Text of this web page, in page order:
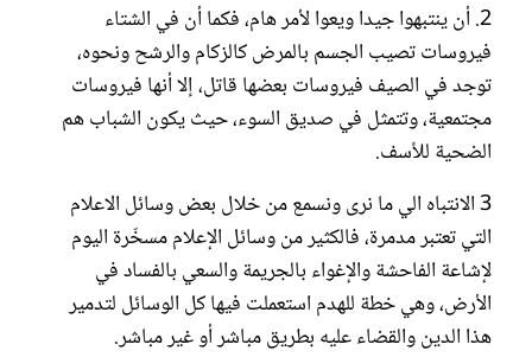
2. أن ينتبهوا جيدا ويعوا لأمر هام، فكما أن في الشتاء
فيروسات تصيب الجسم بالمرض كالزكام والرشح ونحوه،
توجد في الصيف فيروسات بعضها قاتل، إلا أنها فيروسات
مجتمعية، وتتمثل في صديق السوء، حيث يكون الشباب هم
الضحية للأسف.
3 الانتباه الي ما نرى ونسمع من خلال بعض وسائل الاعلام
التي تعتبر مدمرة، فالكثير من وسائل الإعلام مسخّرة اليوم
لإشاعة الفاحشة والإغواء بالجريمة والسعي بالفساد في
الأرض، وهي خطة للهدم استعملت فيها كل الوسائل لتدمير
هذا الدين والقضاء عليه بطريق مباشر أو غير مباشر.